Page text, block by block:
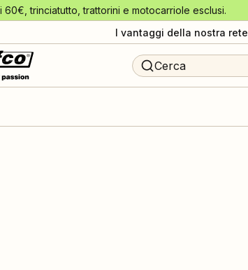
trinciatutto, trattorini e motocarriole esclusi.
I vantaggi della nostra rete
Cerca